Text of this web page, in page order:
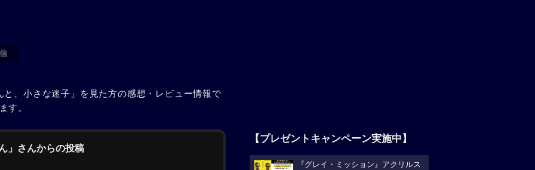
と、小さな迷子」を見た方の感想・レビュー情報で
す。
」さんからの投稿
【プレゼントキャンペーン実施中】
『グレイ・ミッション』アクリルス